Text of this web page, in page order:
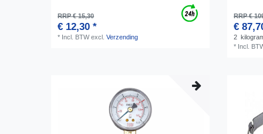
RRP € 15,30
€ 12,30 *
* Incl. BTWexcl.Verzending
RRP €
€
2
* Incl.